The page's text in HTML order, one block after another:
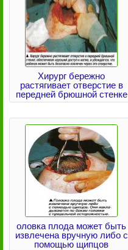
Хирург бережно
растягивает отверстие в
передней брюшной стенке
оловка плода может быть
извлечена вручную либо с
помощью щипцов